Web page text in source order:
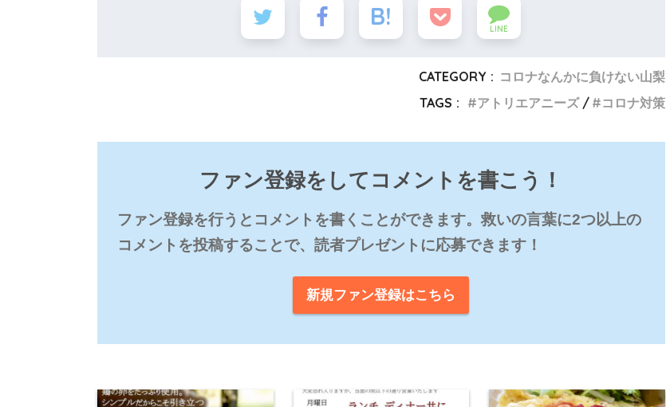
LINE
CATEGORY : コロナなんかに負けない山梨
TAGS :
アトリエアニーズ コロナ対策
ファン登録をしてコメントを書こう！
ファン登録を行うとコメントを書くことができます。救いの言葉に2つ以上の
コメントを投稿することで、読者プレゼントに応募できます！
新規ファン登録はこちら